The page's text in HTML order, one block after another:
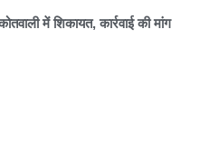
में शिकायत, कार्रवाई की मांग